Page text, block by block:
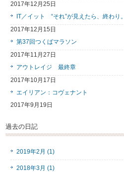
2017年12月25日
IT／イット “それ”が見えたら、終わり。
2017年12月15日
第37回つくばマラソン
2017年11月27日
アウトレイジ 最終章
2017年10月17日
エイリアン：コヴェナント
2017年9月19日
過去の日記
2019年2月 (1)
2018年3月 (1)